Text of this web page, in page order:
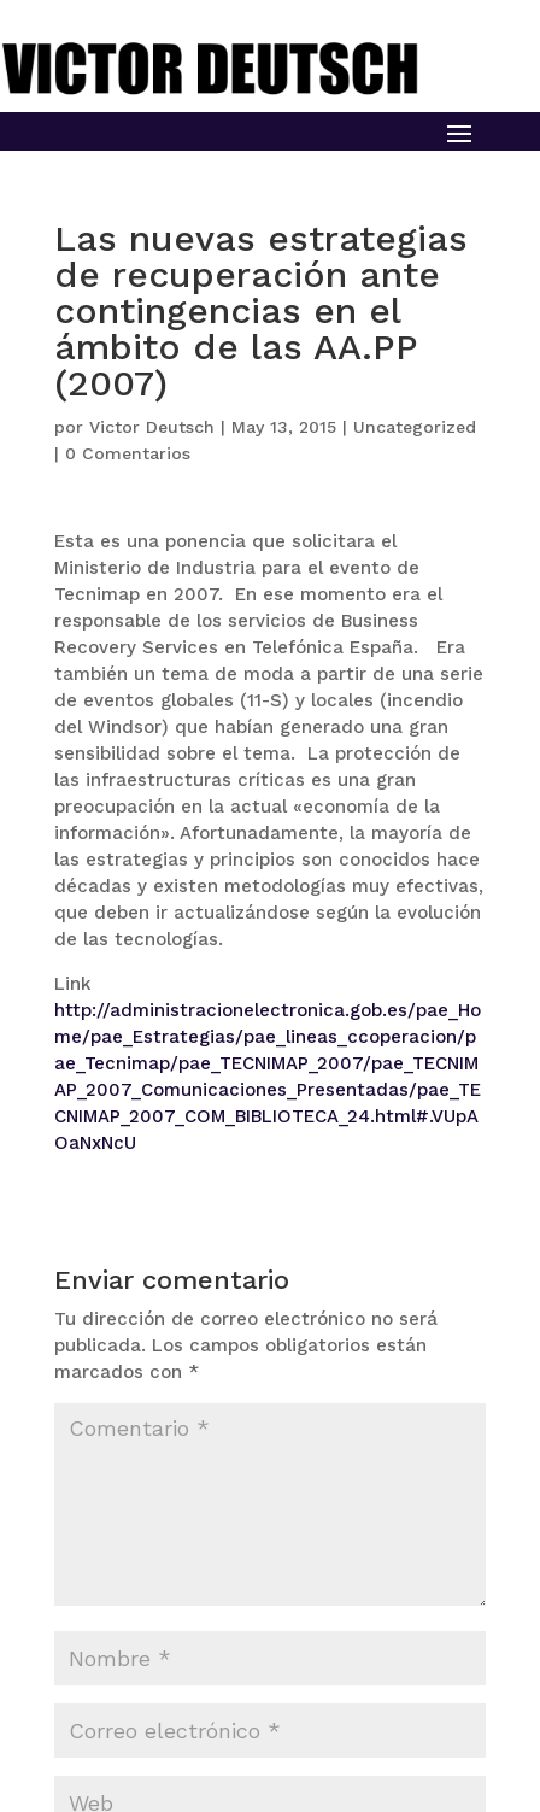
Las nuevas estrategias
de recuperación ante
contingencias en el
ámbito de las AA.PP
(2007)
por Victor Deutsch | May 13, 2015| Uncategorized
| 0 Comentarios
Esta es una ponencia que solicitara el
Ministerio de Industria para el evento de
Tecnimap en 2007. En ese momento era el
responsable de los servicios de Business
Recovery Services en Telefónica España. Era
también un tema de moda a partir de una serie
de eventos globales (11-S) y locales (incendio
del Windsor) que habían generado una gran
sensibilidad sobre el tema. La protección de
las infraestructuras críticas es una gran
preocupación en la actual «economía de la
información». Afortunadamente, la mayoría de
las estrategias y principios son conocidos hace
décadas y existen metodologías muy efectivas,
que deben ir actualizándose según la evolución
de las tecnologías.
Link
http://administracionelectronica.gob.es/pae_Ho
me/pae_Estrategias/pae_lineas_ccoperacion/p
ae_Tecnimap/pae_TECNIMAP_2007/pae_TECNIM
AP_2007_Comunicaciones_Presentadas/pae_TE
CNIMAP_2007_COM_BIBLIOTECA_24.html#.VUpA
OaNxNcU
Enviar comentario
Tu dirección de correo electrónico no será
publicada. Los campos obligatorios están
marcados con *